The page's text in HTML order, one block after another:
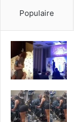
Populaire